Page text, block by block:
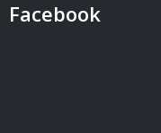
Facebook